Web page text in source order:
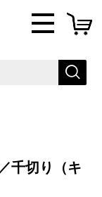
千切り（キ